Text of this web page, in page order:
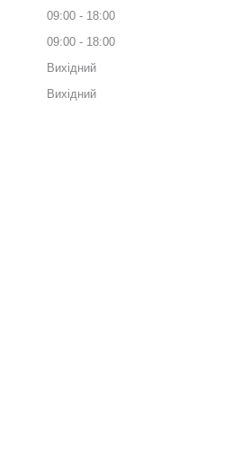
09:00
18:00
09:00
18:00
Вихідний
Вихідний